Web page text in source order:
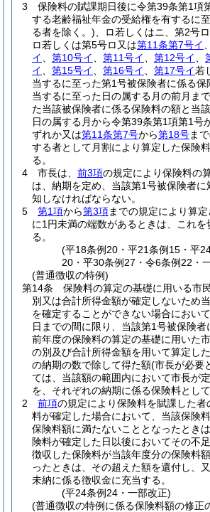
3
保険料の賦課期日後に令第39条第1項
する老齢福祉年金の受給権を有するに
る者を除く。) 、ロ若しくはニ、第2号
ロ若しくは第5号ロ又は第11条第7号イ
イ
第10号イ 第11号イ 第12号イ
イ
第15号イ 第16号イ 第17号イ若
当するに至った第1号被保険者に係る
当するに至った日の属する月の前月ま
た当該被保険者に係る保険料の額と当
日の属する月から令第39条第1項第1号
ずれか又は第11条第7号から第18号ま
する者として月割により算定した保険
る。
4
市長は、 前3項の規定により保険料の
は、納期を定め、当該第1号被保険者に
知しなければならない。
5
第1項から第3項までの規定により算
に1円未満の端数があるときは、これを
る。
(平18条例20・平21条例15・平
20・平30条例27・令6条例22・
(普通徴収の特例)
第14条
保険料の算定の基礎に用いる市
別又は合計所得金額が確定しないため
を確定することができない場合におい
日までの間に限り、当該第1号被保険
前年度の保険料の算定の基礎に用いた
の別及び合計所得金額を用いて算定し
の納期の数で除して得た額(市長が必要
ては、当該額の範囲内において市長が
を、それぞれの納期に係る保険料とし
2
前項の規定により保険料を賦課した
料が確定した場合において、当該保険
保険料額に満たないこととなったとき
険料が確定した日以後においてその不
徴収した保険料が当該年度分の保険料
ったときは、その超えた額を還付し、
未納に係る徴収金に充当する。
(平24条例24・一部改正)
(普通徴収の特例に係る保険料額の修正